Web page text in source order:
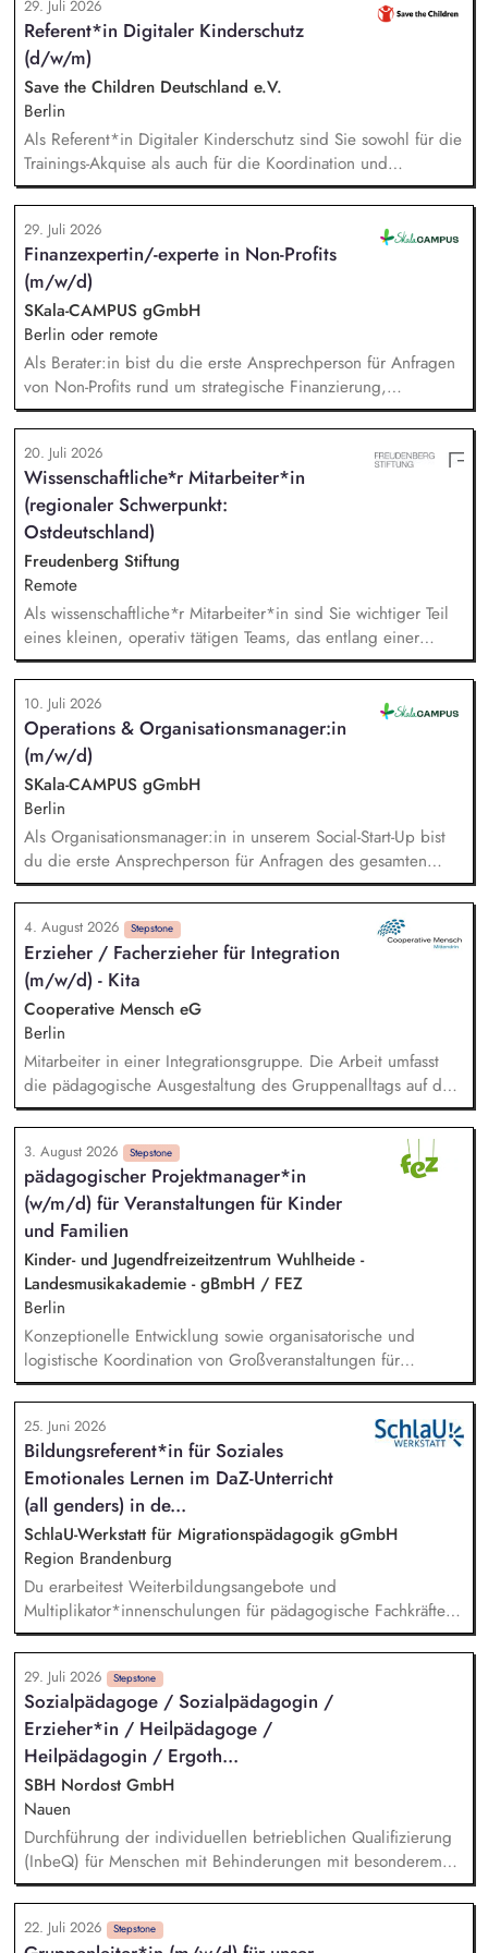
des Gesamtprojektes, Gesamtsteuerung und Sicherstellung
des wirtschaftlichen Betriebes der Geschäftsstelle und des
Vereins (Finanzierung, Controlling), Akquise von
Fördermitteln und Spenden sowie Personalverantwortung für
die Bundesfachstelle mit 4 Mitarbeitenden.
29. Juli 2026
Referent*in Digitaler Kinderschutz
(d/w/m)
Save the Children Deutschland e.V.
Berlin
Als Referent*in Digitaler Kinderschutz sind Sie sowohl für die
Trainings-Akquise als auch für die Koordination und
Durchführung von ca. zweistündigen Workshops
verantwortlich. Identifikation, Ansprache und Akquise von
Institutionen und Organisationen für Trainings zum sensiblen
Umgang mit Kinderfotos und -videos (z. B. Kitas, Schulen,
Sportvereine und -verbände, Jugendverbände,
Kinder-/Jugendreiseveranstalter). Eigenständige Konzeption
und Durchführung zielgruppengerechter Trainings in
digitalen Formaten sowie in Präsenz bei Auftraggebern.
29. Juli 2026
Finanzexpertin/-experte in Non-Profits
(m/w/d)
SKala-CAMPUS gGmbH
Berlin oder remote
Als Berater:in bist du die erste Ansprechperson für Anfragen
von Non-Profits rund um strategische Finanzierung,
Finanzmanagement und Fundraising. Dabei entwickelst du
den gesamten Prozess von der Anfrage über
Angebotserstellung bis zur eigenverantwortlichen Umsetzung.
Auf Basis der jeweiligen Herausforderungen entwickelst du
passgenaue Beratungsprozesse und berätst Organisationen zu
zentralen Fragen ihrer finanziellen Steuerung und
strategischen Weiterentwicklung.
20. Juli 2026
Wissenschaftliche*r Mitarbeiter*in
(regionaler Schwerpunkt:
Ostdeutschland)
Freudenberg Stiftung
Remote
Als wissenschaftliche*r Mitarbeiter*in sind Sie wichtiger Teil
eines kleinen, operativ tätigen Teams, das entlang einer
klaren Programmatik langfristig soziale Innovation
implementiert. Sie unterstützen die Geschäftsführung bei der
Umsetzung der Stiftungsprogrammatik und entwickeln dabei
die Internationalisierungsstrategie der Stiftung weiter. Sie
übersetzen wissenschaftliche Erkenntnisse in
alltagsangebundene Handlungsansätze entlang unserer
Stiftungsprogrammatik.
10. Juli 2026
Operations & Organisationsmanager:in
(m/w/d)
SKala-CAMPUS gGmbH
Berlin
Als Organisationsmanager:in in unserem Social-Start-Up bist
du die erste Ansprechperson für Anfragen des gesamten
Teams. Du unterstützt mit durchdachten Prozessen, passenden
Tools und individueller Beratung. Dabei schaust du über den
Tellerrand, erkennst Bedarfe frühzeitig und findest
pragmatische Lösungen, bevor aus kleinen Reibungen große
Hürden werden. Du gestaltest und entwickelst Prozesse
kreativ weiter und stellst sicher, dass sie im Alltag umgesetzt
werden und Wirkung entfalten.
4. August 2026 Stepstone
Erzieher / Facherzieher für Integration
(m/w/d) - Kita
Cooperative Mensch eG
Berlin
Mitarbeiter in einer Integrationsgruppe. Die Arbeit umfasst
die pädagogische Ausgestaltung des Gruppenalltags auf der
Grundlage des Berliner Bildungsprogramms. Das Team
besteht aus Erzieherinnen, die eng mit den therapeutischen
Mitarbeiterinnen des benachbarten Sozialpädiatrischen
Zentrums zusammen arbeiten. Aufgaben der Versorgung und
Organisation. Zusammenarbeit mit den Mitarbeiterinnen des
SPZ.
3. August 2026 Stepstone
pädagogischer Projektmanager*in
(w/m/d) für Veranstaltungen für Kinder
und Familien
Kinder- und Jugendfreizeitzentrum Wuhlheide -
Landesmusikakademie - gBmbH / FEZ
Berlin
Konzeptionelle Entwicklung sowie organisatorische und
logistische Koordination von Großveranstaltungen für
Familien mit Kindern Mitarbeit bei der strategischen und
inhaltlichen Weiterentwicklung der Veranstaltungsreihen und
Einzelangebote, auch in internen Kooperationen z.B. mit dem
Team Ferien oder dem Bereich Bildungsangebote für Schulen
oder der Astrid-Lindgren Bühne Partner*innengewinnung und
-betreuung aus dem Bereich der außerschulischen Bildung,
aber auch aus Kultur, Sport, Wissenschaft oder anderen
gesellschaftlich relevanten Bereichen Entwicklung und
Umsetzung von neuen pädagogischen Angeboten für Kinder
und deren Familien
25. Juni 2026
Bildungsreferent*in für Soziales
Emotionales Lernen im DaZ-Unterricht
(all genders) in de...
SchlaU-Werkstatt für Migrationspädagogik gGmbH
Region Brandenburg
Du erarbeitest Weiterbildungsangebote und
Multiplikator*innenschulungen für pädagogische Fachkräfte,
insbesondere zu Resilienzförderung und sozialem und
emotionalem Lernen für Deutsch-als-Zweitsprache-Lernende.
Du planst und leitest (online) Weiterbildungen und
Beratungen für pädagogische Fachkräfte. Du intensivierst und
erweiterst unsere Zusammenarbeit mit Schulen, kommunalen
Stellen und anderen Akteur*innen pädagogischer Arbeit in
Brandenburg.
29. Juli 2026 Stepstone
Sozialpädagoge / Sozialpädagogin /
Erzieher*in / Heilpädagoge /
Heilpädagogin / Ergoth...
SBH Nordost GmbH
Nauen
Durchführung der individuellen betrieblichen Qualifizierung
(InbeQ) für Menschen mit Behinderungen mit besonderem
Unterstützungsbedarf (§ 55 Abs. 2 SGB IX) im Rahmen der
Unterstützten Beschäftigung nach § 55 SGB IX, Vermittlung
von Schlüsselqualifikationen und von berufsübergreifenden
22. Juli 2026 Stepstone